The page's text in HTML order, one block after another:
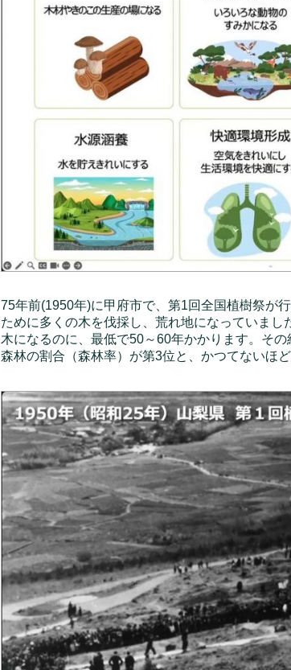
75年前(1950年)に甲府市で、第1回全国植樹祭が
ために多くの木を伐採し、荒れ地になっていま
木になるのに、最低で50～60年かかります。そ
森林の割合（森林率）が第3位と、かつてないほど